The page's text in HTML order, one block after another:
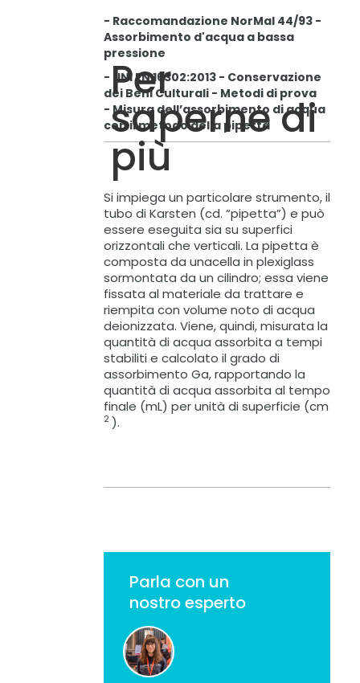
- Raccomandazione NorMal 44/93 -
Assorbimento d'acqua a bassa
pressione
- UNI EN 16302:2013 - Conservazione
dei Beni Culturali - Metodi di prova
- Misura dell’assorbimento di acqua
con il metodo della pipetta
Per
saperne di
più
Si impiega un particolare strumento, il
tubo di Karsten (cd. “pipetta”) e può
essere eseguita sia su superfici
orizzontali che verticali. La pipetta è
composta da unacella in plexiglass
sormontata da un cilindro; essa viene
fissata al materiale da trattare e
riempita con volume noto di acqua
deionizzata. Viene, quindi, misurata la
quantità di acqua assorbita a tempi
stabiliti e calcolato il grado di
assorbimento Ga, rapportando la
quantità di acqua assorbita al tempo
finale (mL) per unità di superficie (cm
2).
Parla con un
nostro esperto